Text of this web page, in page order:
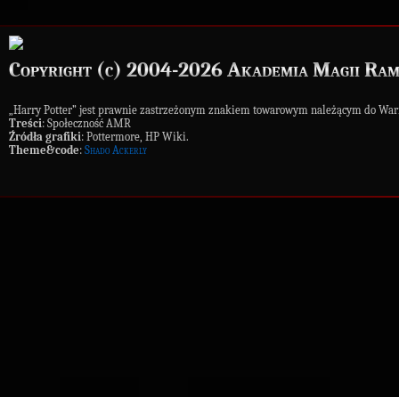
Copyright (c) 2004-2026 Akademia Magii
„Harry Potter” jest prawnie zastrzeżonym znakiem towarowym należącym do
Treści: Społeczność AMR
Źródła grafiki: Pottermore, HP Wiki.
Theme&code: Shado Ackerly